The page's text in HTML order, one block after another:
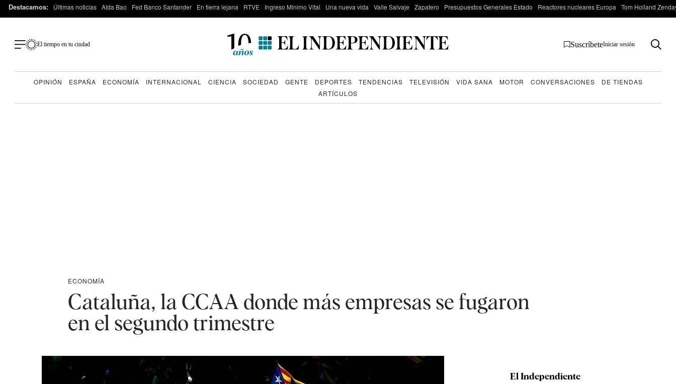
Destacamos: Últimas noticias Aída Bao Fed Banco Santander En tierra lejana RTVE Ingreso Mínimo Vital Una nueva vida Valle Salvaje Zapatero Presupuestos Generales Estado Reactores nucleares Europa Tom Holland
El tiempo en tu ciudad SuscríbeteIniciar sesión
OPINIÓN ESPAÑA ECONOMÍA INTERNACIONAL CIENCIA SOCIEDAD GENTE DEPORTES TENDENCIAS TELEVISIÓN VIDA SANA MOTOR CONVERSACIONES
DE TIENDAS
ARTÍCULOS
ECONOMÍA
Cataluña, la CCAA donde más empresas se fugaron
en el segundo trimestre
El Independiente